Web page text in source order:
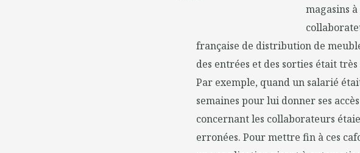
magasins
française de distribution de
des entrées et des sorties était
Par exemple, quand un salarié
semaines pour lui donner ses
concernant les collaborateurs
erronées. Pour mettre fin à ces